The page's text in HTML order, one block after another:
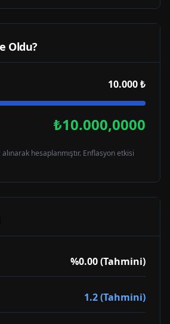
Oldu?
10.000 ₺
₺10.000,0000
hesaplanmıştır. Enflasyon etkisi
%0.00 (Tahmini)
1.2 (Tahmini)